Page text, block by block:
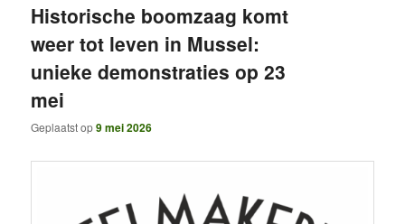
Historische boomzaag komt
weer tot leven in Mussel:
unieke demonstraties op 23
mei
Geplaatst op9 mei 2026